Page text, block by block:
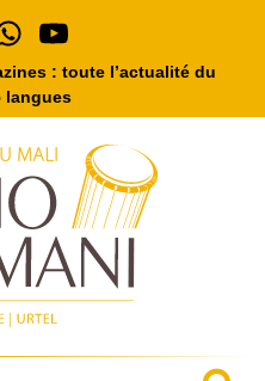
: toute l’actualité du
langues